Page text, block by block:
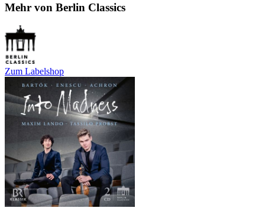
Mehr von Berlin Classics
Zum Labelshop